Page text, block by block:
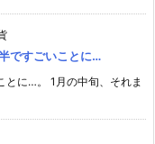
ですごいことに…
に…。 1月の中旬、それま